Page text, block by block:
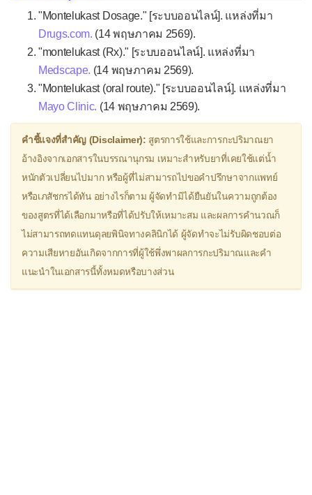
Ambroxol
Bromhexine (Bisolvon®)
Carbocisteine
ยาแก้ไอน้ำดำ
▫
Codeine
Dextromethorphan
▫ ยาขยายหลอดลม
Aminophylline
Doxofylline (Puroxan®)
"Montelukast Dosage." [ระบบออนไลน์]. แหล่งที่มา
Drugs.com. (14 พฤษภาคม 2569).
"montelukast (Rx)." [ระบบออนไลน์]. แหล่งที่มา
Medscape. (14 พฤษภาคม 2569).
"Montelukast (oral route)." [ระบบออนไลน์]. แหล่งที่มา
Mayo Clinic. (14 พฤษภาคม 2569).
คำชี้แจงที่สำคัญ (Disclaimer): สูตรการใช้และการกะปริมาณยา
อ้างอิงจากเอกสารในบรรณานุกรม เหมาะสำหรับยาที่เคยใช้แต่น้ำ
หนักตัวเปลี่ยนไปมาก หรือผู้ที่ไม่สามารถไปขอคำปรึกษาจากแพทย์
หรือเภสัชกรได้ทัน อย่างไรก็ตาม ผู้จัดทำมิได้ยืนยันในความถูกต้อง
ของสูตรที่ได้เลือกมาหรือที่ได้ปรับให้เหมาะสม และผลการคำนวณก็
ไม่สามารถทดแทนดุลยพินิจทางคลินิกได้ ผู้จัดทำจะไม่รับผิดชอบต่อ
ความเสียหายอันเกิดจากการที่ผู้ใช้พึ่งพาผลการกะปริมาณและคำ
แนะนำในเอกสารนี้ทั้งหมดหรือบางส่วน